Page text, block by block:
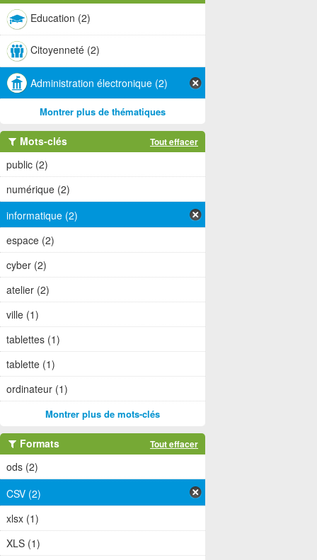
Education (2)
Citoyenneté (2)
Administration électronique (2)
Montrer plus de thématiques
Mots-clés Tout effacer
public (2)
numérique (2)
informatique (2)
espace (2)
cyber (2)
atelier (2)
ville (1)
tablettes (1)
tablette (1)
ordinateur (1)
Montrer plus de mots-clés
Formats Tout effacer
ods (2)
CSV (2)
xlsx (1)
XLS (1)